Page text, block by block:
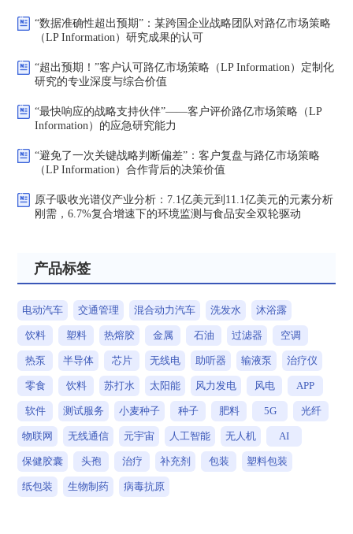
“数据准确性超出预期”：某跨国企业战略团队对路亿市场策略
（LP Information）研究成果的认可
“超出预期！”客户认可路亿市场策略（LP Information）定制化
研究的专业深度与综合价值
“最快响应的战略支持伙伴”——客户评价路亿市场策略（LP
Information）的应急研究能力
“避免了一次关键战略判断偏差”：客户复盘与路亿市场策略
（LP Information）合作背后的决策价值
原子吸收光谱仪产业分析：7.1亿美元到11.1亿美元的元素分析
刚需，6.7%复合增速下的环境监测与食品安全双轮驱动
产品标签
电动汽车 交通管理 混合动力汽车 洗发水 沐浴露
饮料 塑料 热熔胶 金属 石油 过滤器 空调
热泵 半导体 芯片 无线电 助听器 输液泵 治疗仪
零食 饮料 苏打水 太阳能 风力发电 风电 APP
软件 测试服务 小麦种子 种子 肥料 5G 光纤
物联网 无线通信 元宇宙 人工智能 无人机 AI
保健胶囊 头孢 治疗 补充剂 包装 塑料包装
纸包装 生物制药 病毒抗原